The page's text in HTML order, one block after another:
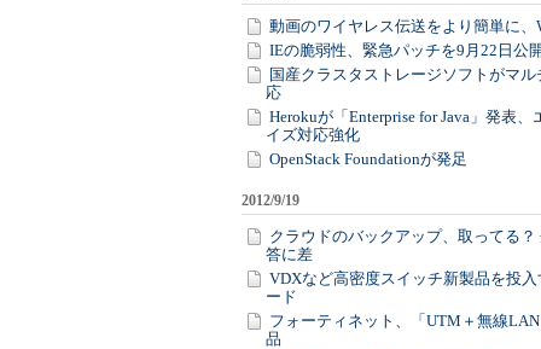
動画のワイヤレス伝送をより簡単に、
IEの脆弱性、緊急パッチを9月22日公
国産クラスタストレージソフトがマ
応
Herokuが「Enterprise for Java」発表、
イズ対応強化
OpenStack Foundationが発足
2012/9/19
クラウドのバックアップ、取ってる？
答に差
VDXなど高密度スイッチ新製品を投
ード
フォーティネット、「UTM＋無線
品